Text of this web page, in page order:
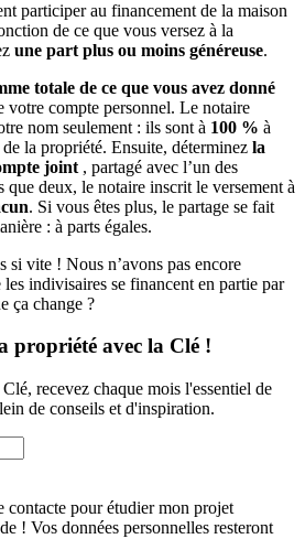
participer au financement de la maison
de ce que vous versez à la
une part plus ou moins généreuse.
totale de ce que vous avez donné
votre compte personnel. Le notaire
nom seulement : ils sont à 100 % à
la propriété. Ensuite, déterminez la
joint , partagé avec l’un des
que deux, le notaire inscrit le versement à
. Si vous êtes plus, le partage se fait
: à parts égales.
si vite ! Nous n’avons pas encore
indivisaires se financent en partie par
ça change ?
propriété avec la Clé !
recevez chaque mois l'essentiel de
de conseils et d'inspiration.
contacte pour étudier mon projet
! Vos données personnelles resteront